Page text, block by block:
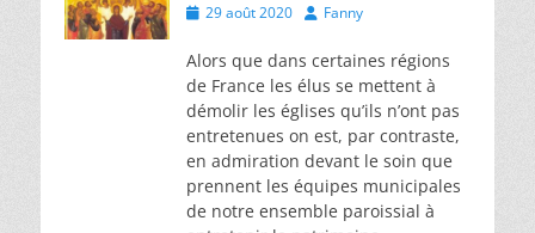
Posted
29 août 2020 Author
Fanny
Alors que dans certaines régions
de France les élus se mettent à
démolir les églises qu’ils n’ont pas
entretenues on est, par contraste,
en admiration devant le soin que
prennent les équipes municipales
de notre ensemble paroissial à